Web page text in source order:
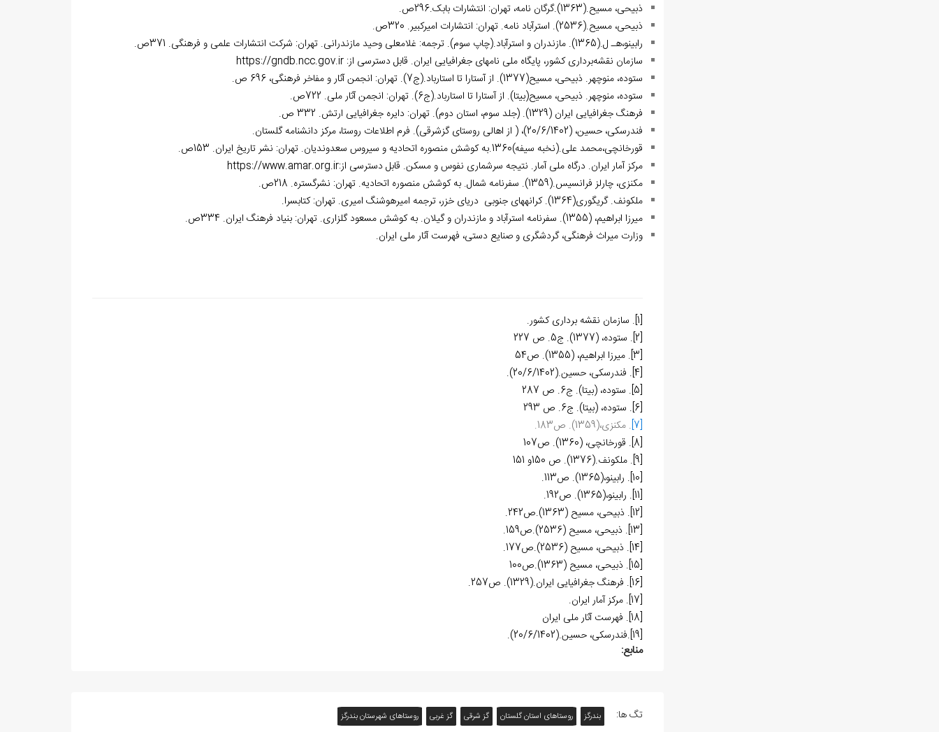
ذبیحی، مسیح.(1363).گرگان نامه، تهران: انتشارات بابک.296ص.
ذبیحی، مسیح.(2536). استرآباد نامه. تهران: انتشارات امیرکبیر. 320ص.
رابینو،هـ ل.(1365). مازندران و استرآباد.(چاپ سوم). ترجمه: غلامعلی وحید مازندرانی. تهران: شرکت انتشارات علمی و فرهنگی. 371ص.
سازمان نقشه‌برداری کشور، پایگاه ملی نام‏های جغرافیایی ایران. قابل دسترسی از:https://gndb.ncc.gov.ir
ستوده، منوچهر. ذبیحی، مسیح(1377). از آستارا تا استارباد.(ج7). تهران: انجمن آثار و مفاخر فرهنگی، 696 ص.
ستوده، منوچهر. ذبیحی، مسیح(بی‏تا). از آستارا تا استارباد.(ج6). تهران: انجمن آثار ملی. 722ص.
فرهنگ جغرافیایی ایران (1329). (جلد سوم، استان دوم). تهران: دایره جغرافیایی ارتش. 332 ص.
فندرسکی، حسین، (20/6/1402)، ( از اهالی روستای گزشرقی). فرم اطلاعات روستا، مرکز دانشنامه گلستان.
قورخانچی،محمد علی.(نخبه سیفه)1360.به کوشش منصوره اتحادیه و سیروس سعدوندیان. تهران: نشر تاریخ ایران. 153ص.
مرکز آمار ایران. درگاه ملی آمار. نتیجه سرشماری نفوس و مسکن. قابل دسترسی از:https://www.amar.org.ir
مکنزی، چارلز فرانسیس.(1359). سفرنامه شمال. به کوشش منصوره اتحادیه. تهران: نشرگستره. 218ص.
ملکونف. گریگوری(1364). کرانه‏های جنوبی دریای خزر، ترجمه امیرهوشنگ امیری. تهران: کتاب‏سرا.
میرزا ابراهیم، (1355). سفرنامه استرآباد و مازندران و گیلان. به کوشش مسعود گلزاری. تهران: بنیاد فرهنگ ایران. 334ص.
وزارت میراث فرهنگی، گردشگری و صنایع دستی، فهرست آثار ملی ایران.
[1]. سازمان نقشه برداری کشور.
[2]. ستوده، (1377). ج5. ص 227
[3]. میرزا ابراهیم، (1355). ص54
[4]
. فندرسکی، حسین.(20/6/1402).
[5]. ستوده، (بی‏تا). ج6. ص 287
[6]. ستوده، (بی‏تا). ج6. ص 293
[7] . مکنزی،(1359). ص183.
[8]. قورخانچی، (1360). ص107
[9]. ملکونف.(1376). ص 150و 151
[10]. رابینو،(1365). ص113.
[11]. رابینو،(1365). ص192.
[12]. ذبیحی، مسیح (1363).ص242.
[13]. ذبیحی، مسیح (2536).ص159.
[14]. ذبیحی، مسیح (2536).ص177.
[15]. ذبیحی، مسیح (1363).ص100
[16]. فرهنگ جغرافیایی ایران.(1329). ص257.
[17]. مرکز آمار ایران.
[18]. فهرست آثار ملی ایران
[19].فندرسکی، حسین.(20/6/1402).
منابع:
تگ ها: بندرگز روستاهای استان گلستان گز شرقی گز غربی روستاهای شهرستان بندرگز